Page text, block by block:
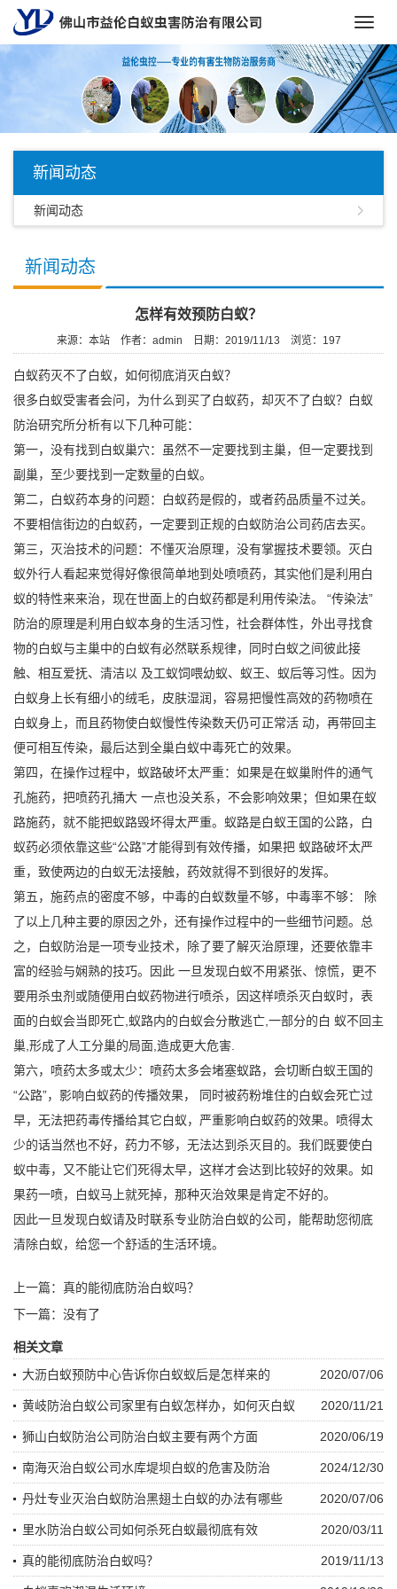
新闻动态
新闻动态
新闻动态
怎样有效预防白蚁？
来源：本站 作者：admin 日期：2019/11/13 浏览： 197
白蚁药灭不了白蚁，如何彻底消灭白蚁？
很多白蚁受害者会问，为什么到买了白蚁药，却灭不了白蚁？白蚁
防治研究所分析有以下几种可能：
第一，没有找到白蚁巢穴：虽然不一定要找到主巢，但一定要找到
副巢，至少要找到一定数量的白蚁。
第二，白蚁药本身的问题：白蚁药是假的，或者药品质量不过关。
不要相信街边的白蚁药，一定要到正规的白蚁防治公司药店去买。
第三，灭治技术的问题：不懂灭治原理，没有掌握技术要领。灭白
蚁外行人看起来觉得好像很简单地到处喷喷药，其实他们是利用白
蚁的特性来来治，现在世面上的白蚁药都是利用传染法。 “传染法”
防治的原理是利用白蚁本身的生活习性，社会群体性，外出寻找食
物的白蚁与主巢中的白蚁有必然联系规律，同时白蚁之间彼此接
触、相互爱抚、清洁以 及工蚁饲喂幼蚁、蚁王、蚁后等习性。因为
白蚁身上长有细小的绒毛，皮肤湿润，容易把慢性高效的药物喷在
白蚁身上，而且药物使白蚁慢性传染数天仍可正常活 动，再带回主
便可相互传染，最后达到全巢白蚁中毒死亡的效果。
第四，在操作过程中，蚁路破坏太严重：如果是在蚁巢附件的通气
孔施药，把喷药孔捅大 一点也没关系，不会影响效果；但如果在蚁
路施药，就不能把蚁路毁坏得太严重。蚁路是白蚁王国的公路，白
蚁药必须依靠这些“公路”才能得到有效传播，如果把 蚁路破坏太严
重，致使两边的白蚁无法接触，药效就得不到很好的发挥。
第五，施药点的密度不够，中毒的白蚁数量不够，中毒率不够： 除
了以上几种主要的原因之外，还有操作过程中的一些细节问题。总
之，白蚁防治是一项专业技术，除了要了解灭治原理，还要依靠丰
富的经验与娴熟的技巧。因此 一旦发现白蚁不用紧张、惊慌，更不
要用杀虫剂或随便用白蚁药物进行喷杀，因这样喷杀灭白蚁时，表
面的白蚁会当即死亡,蚁路内的白蚁会分散逃亡,一部分的白 蚁不回主
巢,形成了人工分巢的局面,造成更大危害.
第六，喷药太多或太少：喷药太多会堵塞蚁路，会切断白蚁王国的
“公路”，影响白蚁药的传播效果， 同时被药粉堆住的白蚁会死亡过
早，无法把药毒传播给其它白蚁，严重影响白蚁药的效果。喷得太
少的话当然也不好，药力不够，无法达到杀灭目的。我们既要使白
蚁中毒，又不能让它们死得太早，这样才会达到比较好的效果。如
果药一喷，白蚁马上就死掉，那种灭治效果是肯定不好的。
因此一旦发现白蚁请及时联系专业防治白蚁的公司，能帮助您彻底
清除白蚁，给您一个舒适的生活环境。
上一篇： 真的能彻底防治白蚁吗？
下一篇：没有了
相关文章
2020/07/06
大沥白蚁预防中心告诉你白蚁蚁后是怎样来的
2020/11/21
黄岐防治白蚁公司家里有白蚁怎样办，如何灭白蚁
2020/06/19
狮山白蚁防治公司防治白蚁主要有两个方面
2024/12/30
南海灭治白蚁公司水库堤坝白蚁的危害及防治
2020/07/06
丹灶专业灭治白蚁防治黑翅土白蚁的办法有哪些
2020/03/11
里水防治白蚁公司如何杀死白蚁最彻底有效
2019/11/13
真的能彻底防治白蚁吗？